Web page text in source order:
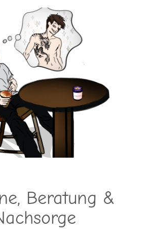
Beratung &